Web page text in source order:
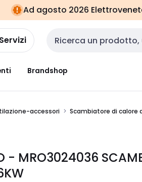
Ad agosto 2026
Cerca input
Brandshop
accessori Scambiatore di calore
- MRO3024036